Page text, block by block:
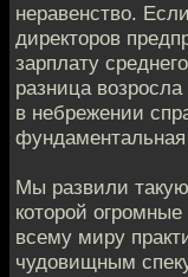
неравенство.
директоров
зарплату
разница
в небрежении
фундаментальная
Мы развили
которой
всему миру
чудовищным